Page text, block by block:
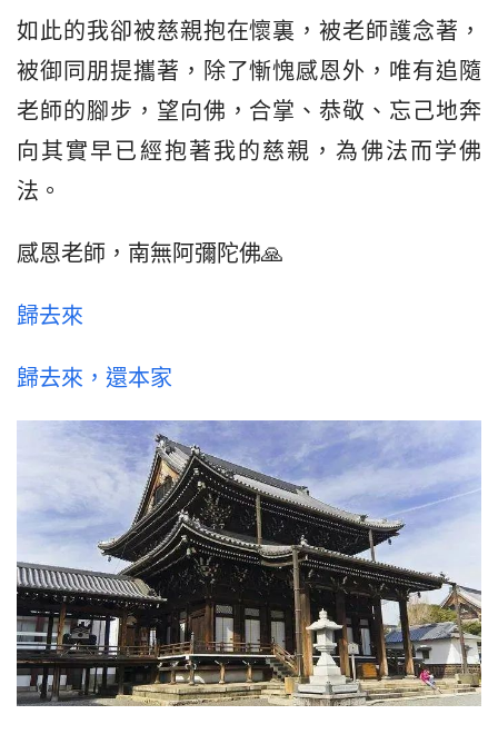
如此的我卻被慈親抱在懷裏，被老師護念著，
被御同朋提攜著，除了慚愧感恩外，唯有追隨
老師的腳步，望向佛，合掌、恭敬、忘己地奔
向其實早已經抱著我的慈親，為佛法而学佛
法。
感恩老師，南無阿彌陀佛🙏
歸去來
歸去來，還本家